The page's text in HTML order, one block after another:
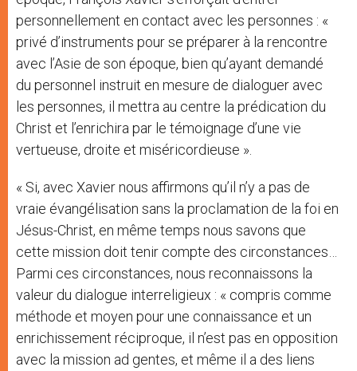
personnellement en contact avec les personnes : «
privé d’instruments pour se préparer à la rencontre
avec l’Asie de son époque, bien qu’ayant demandé
du personnel instruit en mesure de dialoguer avec
les personnes, il mettra au centre la prédication du
Christ et l’enrichira par le témoignage d’une vie
vertueuse, droite et miséricordieuse ».
« Si, avec Xavier nous affirmons qu’il n’y a pas de
vraie évangélisation sans la proclamation de la foi en
Jésus-Christ, en même temps nous savons que
cette mission doit tenir compte des circonstances…
Parmi ces circonstances, nous reconnaissons la
valeur du dialogue interreligieux : « compris comme
méthode et moyen pour une connaissance et un
enrichissement réciproque, il n’est pas en opposition
avec la mission ad gentes, et même il a des liens